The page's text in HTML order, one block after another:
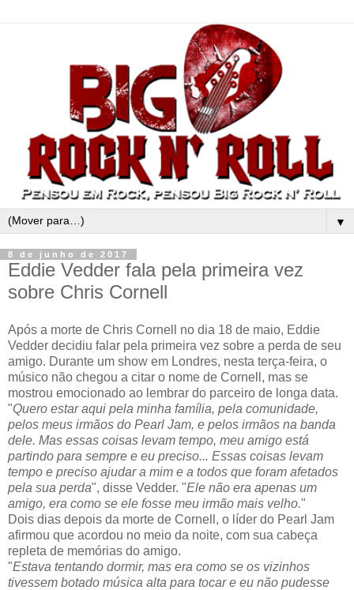
▼
8 de junho de 2017
Eddie Vedder fala pela primeira vez
sobre Chris Cornell
Após a morte de Chris Cornell no dia 18 de maio, Eddie
Vedder decidiu falar pela primeira vez sobre a perda de seu
amigo. Durante um show em Londres, nesta terça-feira, o
músico não chegou a citar o nome de Cornell, mas se
mostrou emocionado ao lembrar do parceiro de longa data.
"Quero estar aqui pela minha família, pela comunidade,
pelos meus irmãos do Pearl Jam, e pelos irmãos na banda
dele. Mas essas coisas levam tempo, meu amigo está
partindo para sempre e eu preciso... Essas coisas levam
tempo e preciso ajudar a mim e a todos que foram afetados
pela sua perda", disse Vedder. "Ele não era apenas um
amigo, era como se ele fosse meu irmão mais velho."
Dois dias depois da morte de Cornell, o líder do Pearl Jam
afirmou que acordou no meio da noite, com sua cabeça
repleta de memórias do amigo.
"Estava tentando dormir, mas era como se os vizinhos
tivessem botado música alta para tocar e eu não pudesse